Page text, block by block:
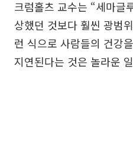
크럼홀츠 교수는 “세마글
상했던 것보다 훨씬 광범
런 식으로 사람들의 건강
지연된다는 것은 놀라운